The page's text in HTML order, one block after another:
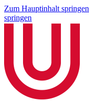
Zum Hauptinhalt springen
springen